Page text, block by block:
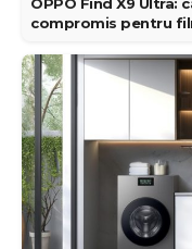
OPPO Find X9 Ultra:
compromis pentru